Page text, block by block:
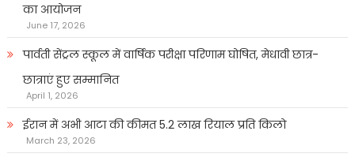
का आयोजन
June 17, 2026
पार्वती सेंट्रल स्कूल में वार्षिक परीक्षा परिणाम घोषित, मेधावी छात्र-
छात्राएं हुए सम्मानित
April 1, 2026
ईरान में अभी आटा की कीमत 5.2 लाख रियाल प्रति किलो
March 23, 2026